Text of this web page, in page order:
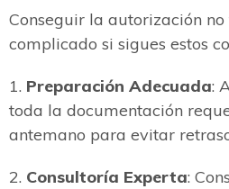
Conseguir la autorización
complicado si sigues estos
1. Preparación Adecuada:
toda la documentación
antemano para evitar
2. Consultoría Experta: